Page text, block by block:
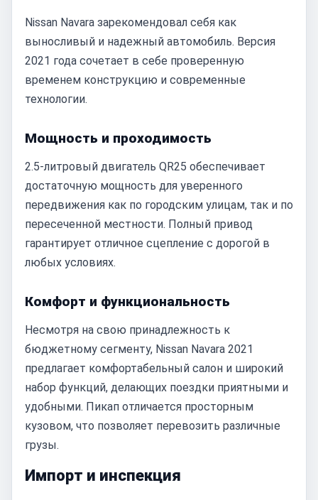
Nissan Navara зарекомендовал себя как
выносливый и надежный автомобиль. Версия
2021 года сочетает в себе проверенную
временем конструкцию и современные
технологии.
Мощность и проходимость
2.5-литровый двигатель QR25 обеспечивает
достаточную мощность для уверенного
передвижения как по городским улицам, так и по
пересеченной местности. Полный привод
гарантирует отличное сцепление с дорогой в
любых условиях.
Комфорт и функциональность
Несмотря на свою принадлежность к
бюджетному сегменту, Nissan Navara 2021
предлагает комфортабельный салон и широкий
набор функций, делающих поездки приятными и
удобными. Пикап отличается просторным
кузовом, что позволяет перевозить различные
грузы.
Импорт и инспекция